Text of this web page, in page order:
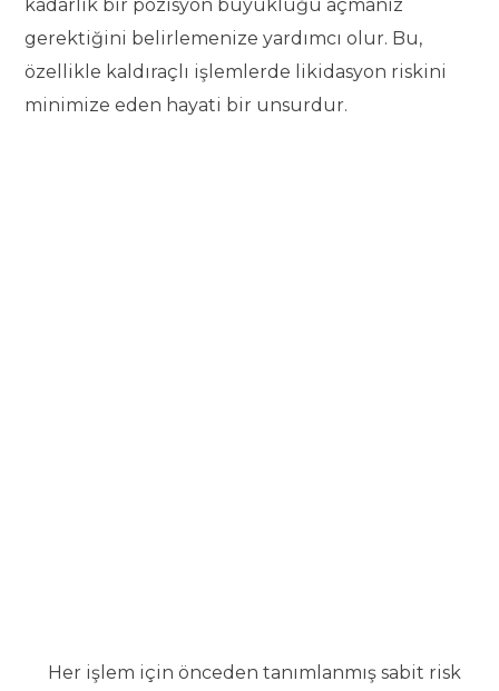
kadarlık bir pozisyon büyüklüğü açmanız
gerektiğini belirlemenize yardımcı olur. Bu,
özellikle kaldıraçlı işlemlerde likidasyon riskini
minimize eden hayati bir unsurdur.
Her işlem için önceden tanımlanmış sabit risk